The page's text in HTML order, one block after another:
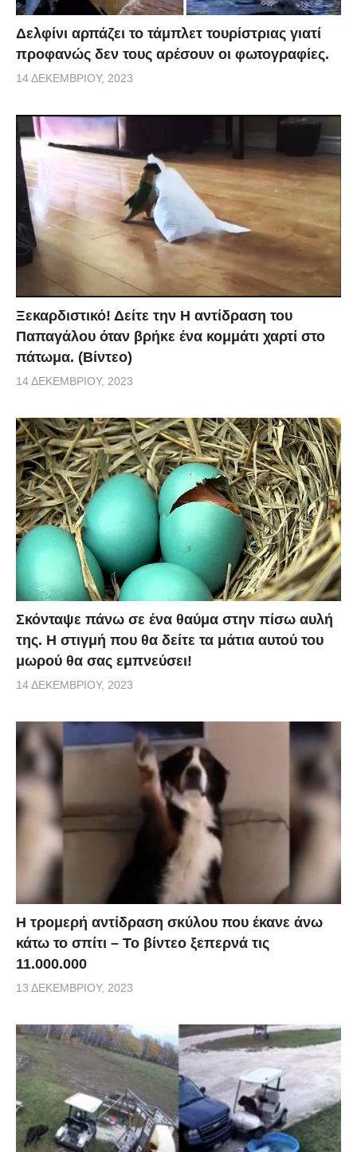
Δελφίνι αρπάζει το τάμπλετ τουρίστριας γιατί
προφανώς δεν τους αρέσουν οι φωτογραφίες.
14 ΔΕΚΕΜΒΡΊΟΥ, 2023
Ξεκαρδιστικό! Δείτε την Η αντίδραση του
Παπαγάλου όταν βρήκε ένα κομμάτι χαρτί στο
πάτωμα. (Βίντεο)
14 ΔΕΚΕΜΒΡΊΟΥ, 2023
Σκόνταψε πάνω σε ένα θαύμα στην πίσω αυλή
της. Η στιγμή που θα δείτε τα μάτια αυτού του
μωρού θα σας εμπνεύσει!
14 ΔΕΚΕΜΒΡΊΟΥ, 2023
Η τρομερή αντίδραση σκύλου που έκανε άνω
κάτω το σπίτι – Το βίντεο ξεπερνά τις
11.000.000
13 ΔΕΚΕΜΒΡΊΟΥ, 2023